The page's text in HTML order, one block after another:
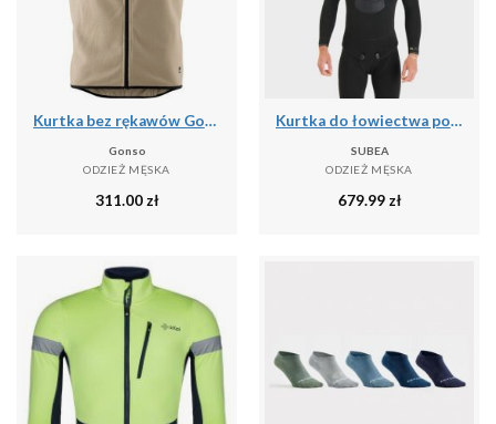
Kurtka bez rękawów Gonso Adventure
Gonso
ODZIEŻ MĘSKA
311.00 zł
Kurtka do łowiectwa podwodnego męska Subea SPF 900 z gładkiego neoprenu 7 mm
SUBEA
ODZIEŻ MĘSKA
679.99 zł